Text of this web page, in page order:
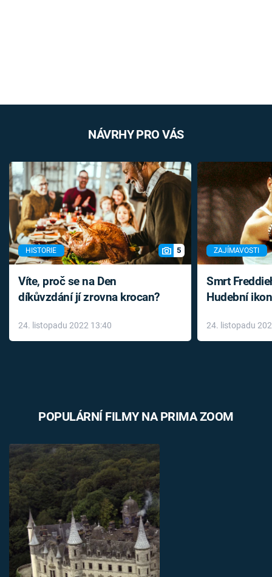
NÁVRHY PRO VÁS
HISTORIE 5
Víte, proč se na Den
díkůvzdání jí zrovna krocan?
24. listopadu 2022 13:40
ZAJÍMAVOSTI
Smrt
Hudební
léky
24. listopadu
POPULÁRNÍ FILMY NA PRIMA ZOOM